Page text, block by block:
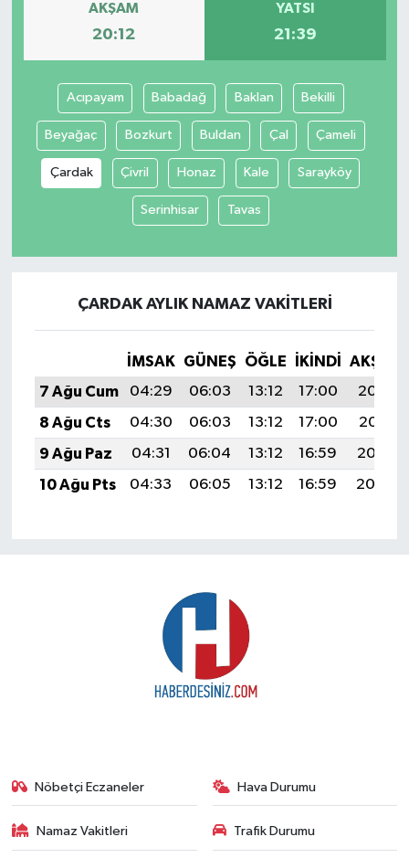
AKŞAM
20:12
YATSI
21:39
Acıpayam Babadağ Baklan Bekilli
Beyağaç Bozkurt Buldan Çal Çameli
Çardak Çivril Honaz Kale Sarayköy
Serinhisar Tavas
ÇARDAK AYLIK NAMAZ VAKITLERI
İMSAK GÜNEŞ ÖĞLE İKINDI
AKŞAM
7 Ağu Cum
04:29 06:03 13:12 17:00
20:12
8 Ağu Cts
04:30 06:03 13:12 17:00
20:11
9 Ağu Paz
04:31 06:04 13:12 16:59
20:10
10 Ağu Pts
04:33 06:05 13:12 16:59 20:08
Nöbetçi Eczaneler Hava Durumu
Namaz Vakitleri Trafik Durumu